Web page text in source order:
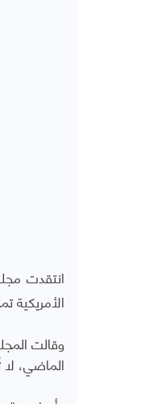
انتقدت
الأمريكية
وقالت
الماضي،